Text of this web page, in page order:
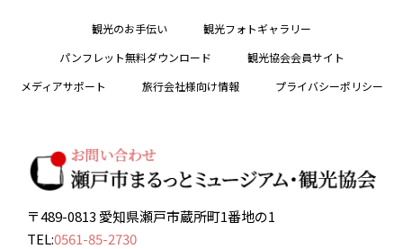
観光のお手伝い
観光フォトギャラリー
パンフレット無料ダウンロード
観光協会会員サイト
メディアサポート
旅行会社様向け情報 プライバシーポリシー
〒489-0813 愛知県瀬戸市蔵所町1番地の1
TEL:0561-85-2730